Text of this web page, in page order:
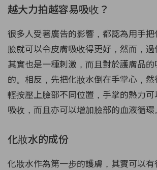
越大力拍越容易吸收？
很多人受著廣告的影響，都認為用手
臉就可以令皮膚吸收得更好，然而，
其實也是一種刺激，而且對於護膚品
的。相反，先把化妝水倒在手掌心，
輕按壓上臉部不同位置，手掌的熱力
吸收，而且亦可以增加臉部的血液循環。
化妝水的成份
化妝水作為第一步的護膚，其實可以